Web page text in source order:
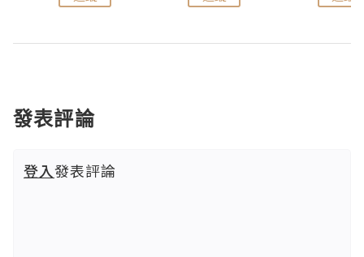
發表評論
登入發表評論